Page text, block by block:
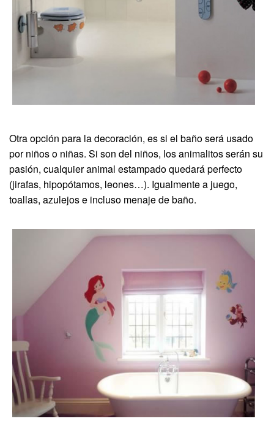
Otra opción para la decoración, es si el baño será usado
por niños o niñas. Si son del niños, los animalitos serán su
pasión, cualquier animal estampado quedará perfecto
(jirafas, hipopótamos, leones…). Igualmente a juego,
toallas, azulejos e incluso menaje de baño.